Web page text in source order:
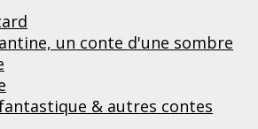
un conte d'une sombre
& autres contes